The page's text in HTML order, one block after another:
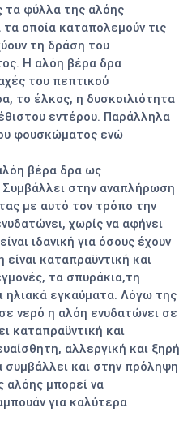
τα φύλλα της αλόης
τα οποία καταπολεμούν τις
τη δράση του
Η αλόη βέρα δρα
του πεπτικού
το έλκος, η δυσκοιλιότητα
εντέρου. Παράλληλα
φουσκώματος ενώ
βέρα δρα ως
στην αναπλήρωση
με αυτό τον τρόπο την
χωρίς να αφήνει
ιδανική για όσους έχουν
καταπραϋντική και
τα σπυράκια,τη
ηλιακά εγκαύματα. Λόγω της
νερό η αλόη ενυδατώνει σε
καταπραϋντική και
αλλεργική και ξηρή
συμβάλλει και στην πρόληψη
αλόης μπορεί να
για καλύτερα